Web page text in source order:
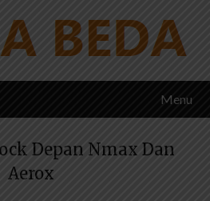
Menu
Depan Nmax Dan
Aerox